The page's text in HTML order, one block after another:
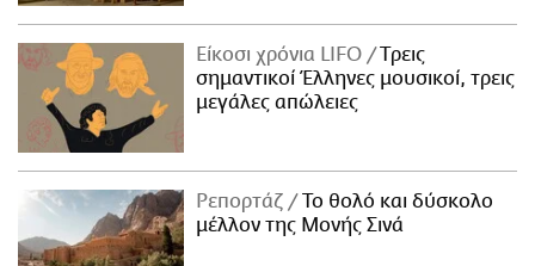
Είκοσι χρόνια LIFO
Tρεις
σημαντικοί Έλληνες μουσικοί, τρεις
μεγάλες απώλειες
Ρεπορτάζ
Το θολό και δύσκολο
μέλλον της Μονής Σινά